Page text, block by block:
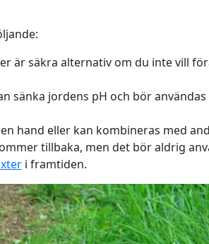
är säkra alternativ om du inte vill
sänka jordens pH och bör användas
hand eller kan kombineras med
tillbaka, men det bör aldrig
i framtiden.